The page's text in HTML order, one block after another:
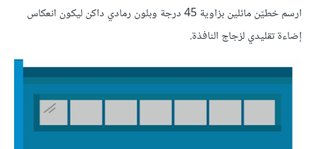
ارسم خطيّن مائلين بزاوية 45 درجة وبلون رمادي داكن ليكون انعكاس
إضاءة تقليدي لزجاج النافذة.